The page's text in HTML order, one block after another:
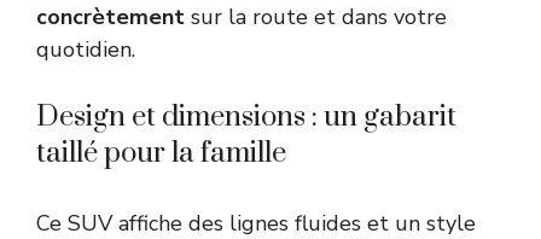
concrètement sur la route et dans votre
quotidien.
Design et dimensions : un gabarit
taillé pour la famille
Ce SUV affiche des lignes fluides et un style